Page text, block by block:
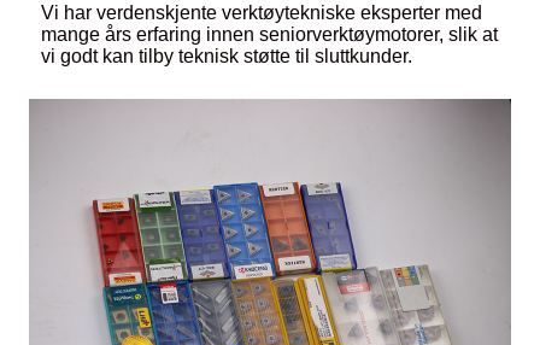
Vi har verdenskjente verktøytekniske eksperter med
mange års erfaring innen seniorverktøymotorer, slik at
vi godt kan tilby teknisk støtte til sluttkunder.